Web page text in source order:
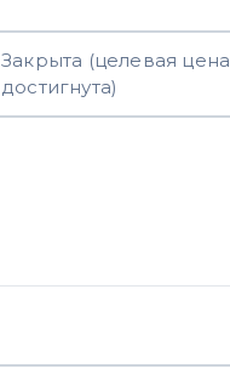
Закрыта (целевая цена
достигнута)